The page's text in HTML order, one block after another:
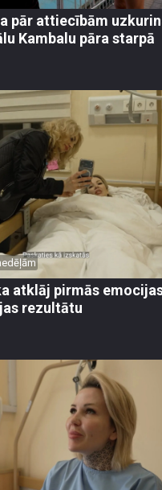
pār attiecībām
Kambalu pāra starpā
atklāj pirmās
rezultātu